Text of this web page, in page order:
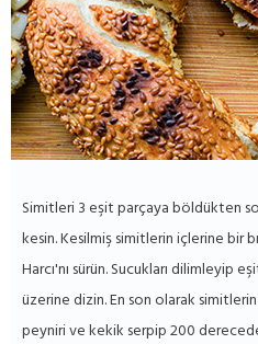
Simitleri 3 eşit parçaya böldükten
kesin. Kesilmiş simitlerin içlerine bir
Harcı'nı sürün. Sucukları dilimleyip
üzerine dizin. En son olarak
peyniri ve kekik serpip 200 derecede